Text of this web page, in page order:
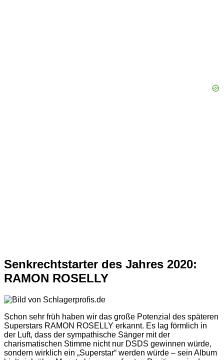
Senkrechtstarter des Jahres 2020:
RAMON ROSELLY
Schon sehr früh haben wir das große Potenzial des späteren
Superstars RAMON ROSELLY erkannt. Es lag förmlich in
der Luft, dass der sympathische Sänger mit der
charismatischen Stimme nicht nur DSDS gewinnen würde,
sondern wirklich ein „Superstar“ werden würde – sein Album